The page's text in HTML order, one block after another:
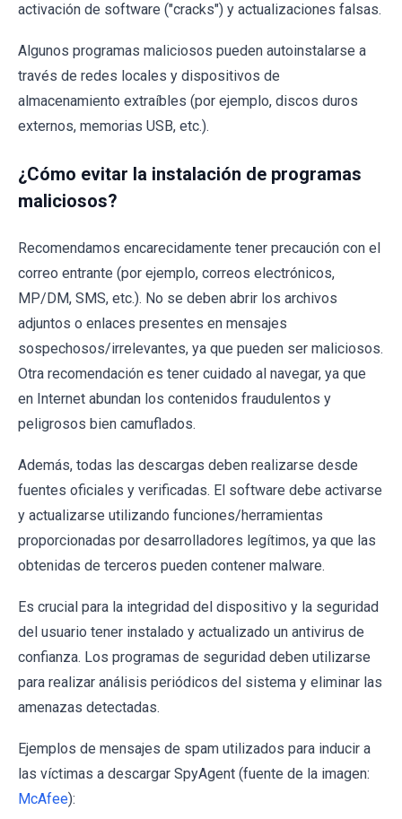
activación de software ("cracks") y actualizaciones falsas.
Algunos programas maliciosos pueden autoinstalarse a
través de redes locales y dispositivos de
almacenamiento extraíbles (por ejemplo, discos duros
externos, memorias USB, etc.).
¿Cómo evitar la instalación de programas
maliciosos?
Recomendamos encarecidamente tener precaución con el
correo entrante (por ejemplo, correos electrónicos,
MP/DM, SMS, etc.). No se deben abrir los archivos
adjuntos o enlaces presentes en mensajes
sospechosos/irrelevantes, ya que pueden ser maliciosos.
Otra recomendación es tener cuidado al navegar, ya que
en Internet abundan los contenidos fraudulentos y
peligrosos bien camuflados.
Además, todas las descargas deben realizarse desde
fuentes oficiales y verificadas. El software debe activarse
y actualizarse utilizando funciones/herramientas
proporcionadas por desarrolladores legítimos, ya que las
obtenidas de terceros pueden contener malware.
Es crucial para la integridad del dispositivo y la seguridad
del usuario tener instalado y actualizado un antivirus de
confianza. Los programas de seguridad deben utilizarse
para realizar análisis periódicos del sistema y eliminar las
amenazas detectadas.
Ejemplos de mensajes de spam utilizados para inducir a
las víctimas a descargar SpyAgent (fuente de la imagen:
McAfee):